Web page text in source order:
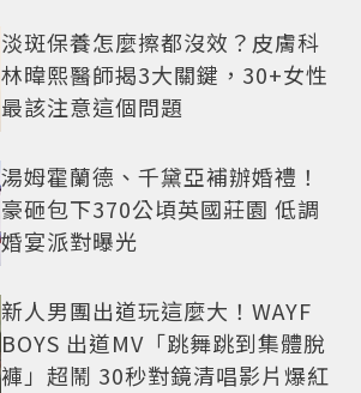
淡斑保養怎麼擦都沒效？皮膚科
林暐熙醫師揭3大關鍵，30+女性
最該注意這個問題
湯姆霍蘭德、千黛亞補辦婚禮！
豪砸包下370公頃英國莊園 低調
婚宴派對曝光
新人男團出道玩這麼大！WAYF
BOYS 出道MV「跳舞跳到集體脫
褲」超鬧 30秒對鏡清唱影片爆紅